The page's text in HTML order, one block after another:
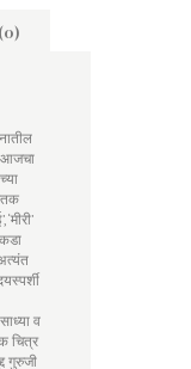
आजचा
व
चित्र
गुरुजी